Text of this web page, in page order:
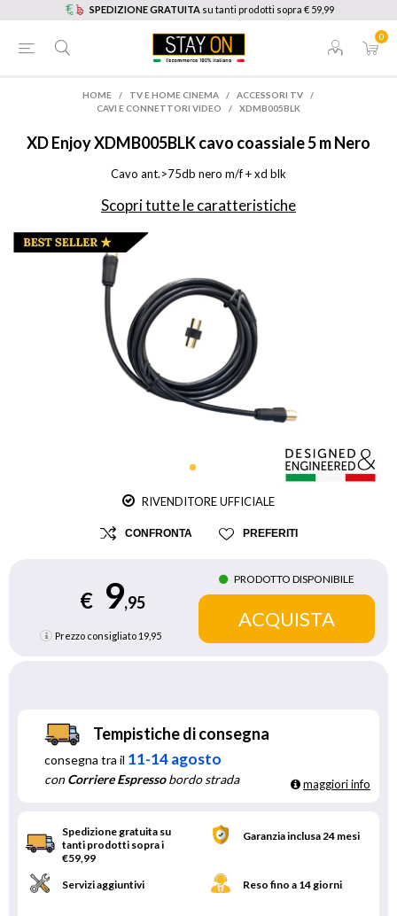
SPEDIZIONE GRATUITA su tanti prodotti sopra € 59,99
0
HOME / TV E HOME CINEMA / ACCESSORI TV
/
CAVI E CONNETTORI VIDEO
/ XDMB005BLK
XD EnjoyXDMB005BLK cavo coassiale 5 m Nero
Cavo ant.>75db nero m/f + xd blk
Scopri tutte le caratteristiche
RIVENDITORE UFFICIALE
CONFRONTA PREFERITI
€ 9,95
Prezzo consigliato 19,95
PRODOTTO DISPONIBILE
Tempistiche di consegna
consegna tra il 11-14 agosto
conCorriere Espressobordo strada maggiori info
Spedizione gratuita su
tanti prodotti sopra i
€59,99
Garanzia inclusa 24 mesi
Servizi aggiuntivi Reso fino a 14 giorni